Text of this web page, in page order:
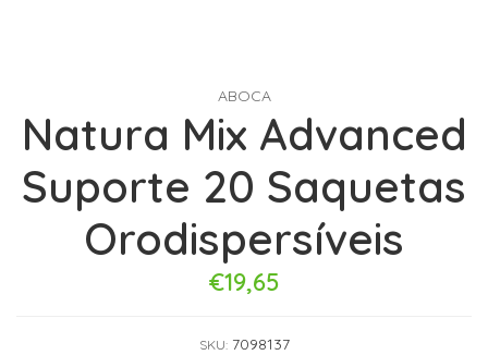
ABOCA
Natura Mix Advanced
Suporte 20 Saquetas
Orodispersíveis
€19,65
SKU: 7098137